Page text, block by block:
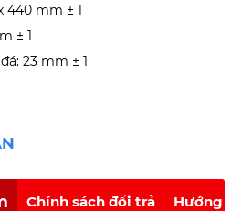
440 mm ± 1
± 1
23 mm ± 1
Chính sách đổi trả Hướng